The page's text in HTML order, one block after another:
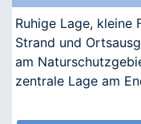
Ruhige Lage, kleine
Strand und
am
zentrale Lage am